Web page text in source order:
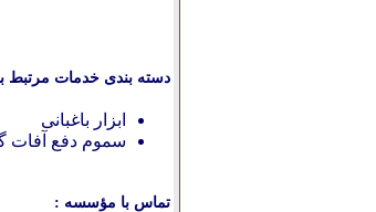
دسته بندی خدمات مرتبط
ابزار باغبانی
سموم دفع آفات
تماس با مؤسسه :